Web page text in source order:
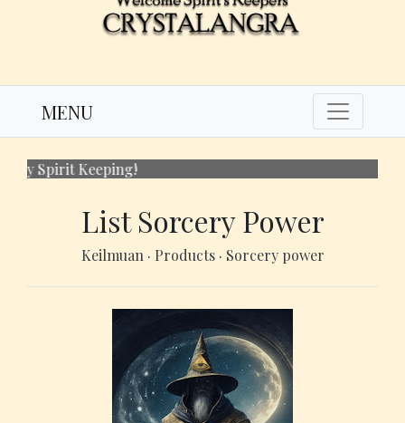
MENU
Spirit Keeping!
List Sorcery Power
Keilmuan · Products · Sorcery power